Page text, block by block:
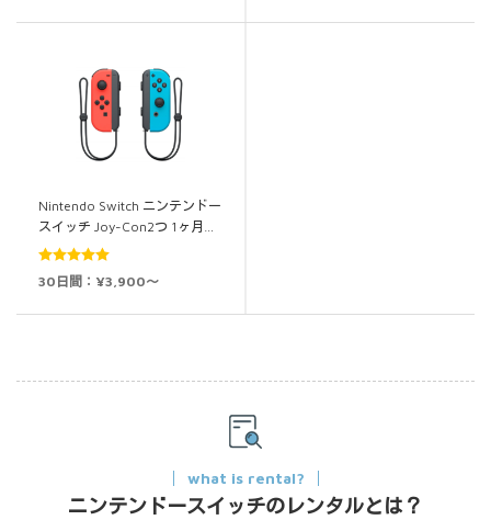
Nintendo Switch ニンテンドー
スイッチ Joy-Con2つ 1ヶ月…
5段階中 5.00
30日間：¥3,900～
what is rental?
ニンテンドースイッチのレンタルとは？